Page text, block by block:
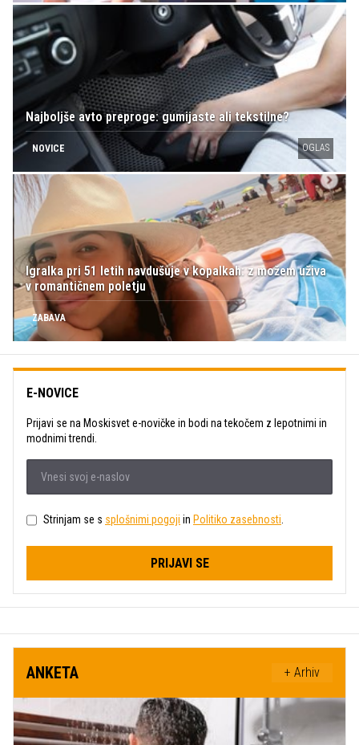
Najboljše avto preproge: gumijaste ali tekstilne?
NOVICE OGLAS
Igralka pri 51 letih navdušuje v kopalkah: z možem uživa
v romantičnem poletju
ZABAVA
E-NOVICE
Prijavi se na Moskisvet e-novičke in bodi na tekočem z lepotnimi in
modnimi trendi.
Strinjam se s splošnimi pogoji in Politiko zasebnosti.
PRIJAVI SE
ANKETA + Arhiv